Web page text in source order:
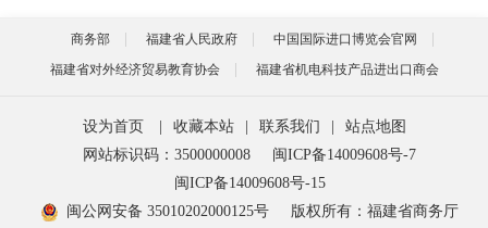
商务部 福建省人民政府
中国国际进口博览会官网
福建省对外经济贸易教育协会
福建省机电科技产品进出口商会
设为首页 | 收藏本站 | 联系我们 |
站点地图
网站标识码：3500000008
闽ICP备14009608号-7
闽ICP备14009608号-15
闽公网安备 35010202000125号
版权所有：福建省商务厅